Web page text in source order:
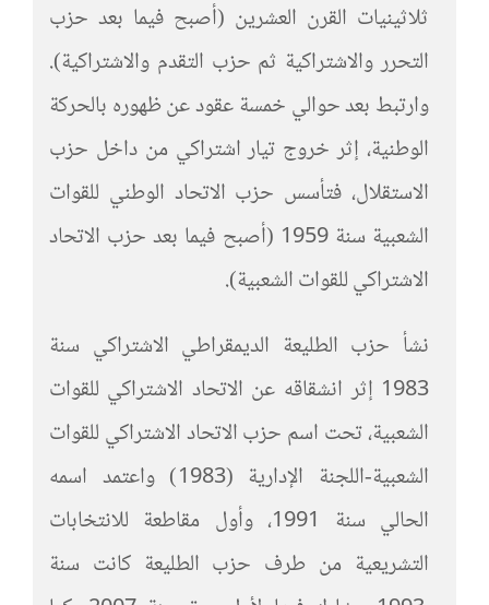
ثلاثينيات القرن العشرين (أصبح فيما بعد حزب
التحرر والاشتراكية ثم حزب التقدم والاشتراكية).
وارتبط بعد حوالي خمسة عقود عن ظهوره بالحركة
الوطنية، إثر خروج تيار اشتراكي من داخل حزب
الاستقلال، فتأسس حزب الاتحاد الوطني للقوات
الشعبية سنة 1959 (أصبح فيما بعد حزب الاتحاد
الاشتراكي للقوات الشعبية).
نشأ حزب الطليعة الديمقراطي الاشتراكي سنة
1983 إثر انشقاقه عن الاتحاد الاشتراكي للقوات
الشعبية، تحت اسم حزب الاتحاد الاشتراكي للقوات
الشعبية-اللجنة الإدارية (1983) واعتمد اسمه
الحالي سنة 1991، وأول مقاطعة للانتخابات
التشريعية من طرف حزب الطليعة كانت سنة